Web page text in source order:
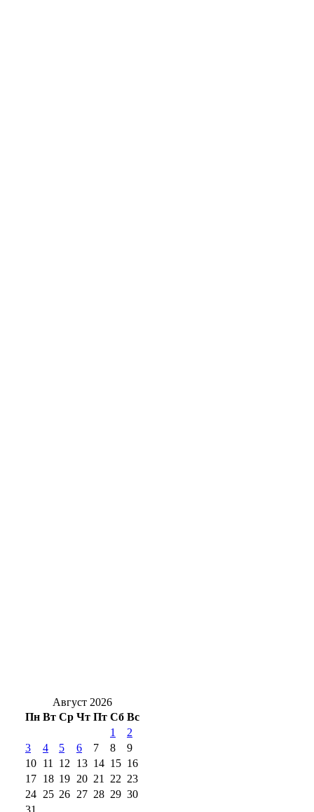
Август 2026
Пн Вт Ср Чт Пт Сб Вс
1
2
3
4 5 6 7 8
9
10 11 12 13 14 15 16
17 18 19 20 21 22 23
24 25 26 27 28 29 30